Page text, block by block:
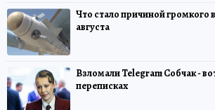
Что стало причиной громкого
августа
Взломали Telegram Собчак -
переписках